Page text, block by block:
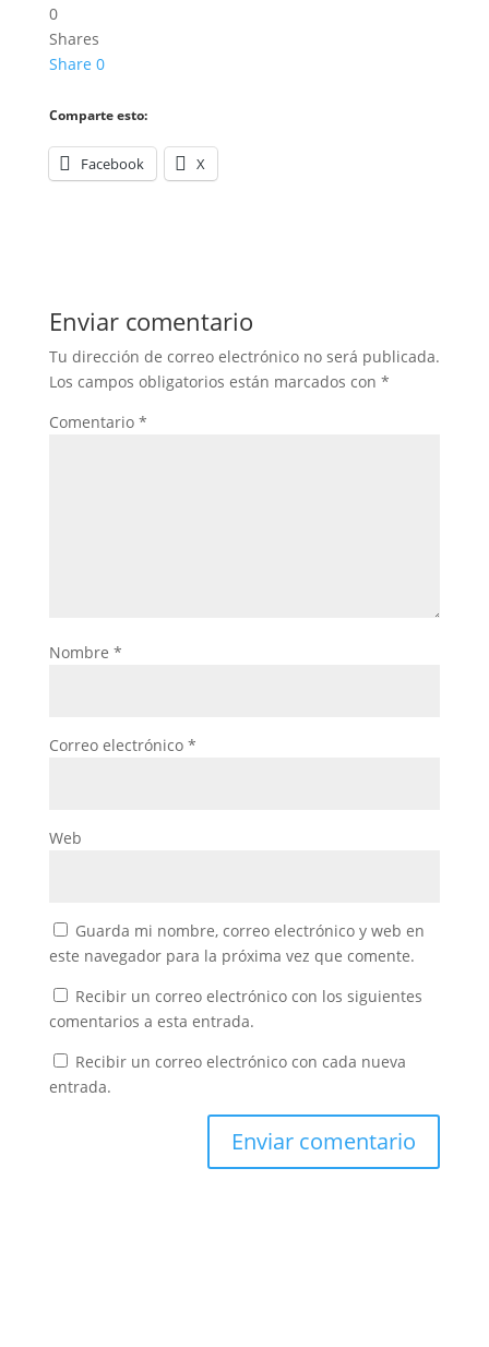
0
Shares
Share 0
Comparte esto:
Facebook X
Enviar comentario
Tu dirección de correo electrónico no será publicada.
Los campos obligatorios están marcados con *
Comentario *
Nombre *
Correo electrónico *
Web
Guarda mi nombre, correo electrónico y web en
este navegador para la próxima vez que comente.
Recibir un correo electrónico con los siguientes
comentarios a esta entrada.
Recibir un correo electrónico con cada nueva
entrada.